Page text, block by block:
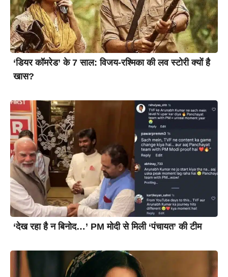
‘डियर कॉमरेड’ के 7 साल: विजय-रश्मिका की लव स्टोरी क्यों है
खास?
‘देख रहा है न बिनोद…’ PM मोदी से मिली ‘पंचायत’ की टीम